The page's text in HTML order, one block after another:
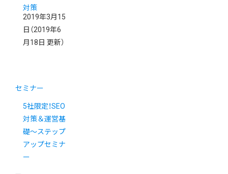
対策
2019年3月15
日 （2019年6
月18日 更新）
セミナー
5社限定！SEO
対策＆運営基
礎〜ステップ
アップセミナ
ー